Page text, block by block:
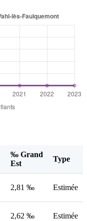
‰ Grand
Est
Type
2,81 ‰ Estimée
2,62 ‰ Estimée